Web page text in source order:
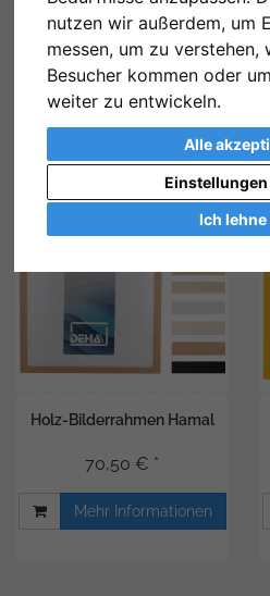
nutzen wir außerdem, um
messen, um zu verstehen,
Besucher kommen oder
weiter zu entwickeln.
Alle
Ich lehne
Format: 60x70
Holz-Bilderrahmen Hamal
70,50 € *
Mehr Informationen